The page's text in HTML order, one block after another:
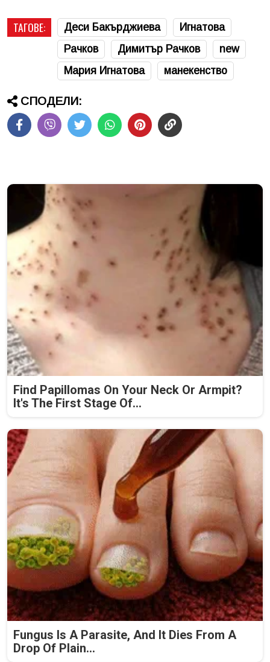
ТАГОВЕ: Деси Бакърджиева
Игнатова
Рачков
Димитър Рачков
new
Мария Игнатова
манекенство
СПОДЕЛИ:
Find Papillomas On Your Neck Or Armpit?
It's The First Stage Of...
Fungus Is A Parasite, And It Dies From A
Drop Of Plain...